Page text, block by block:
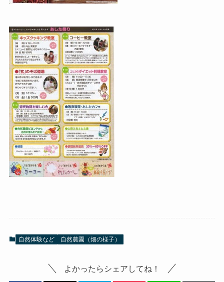
自然体験など 自然農園（畑の様子）
よかったらシェアしてね！